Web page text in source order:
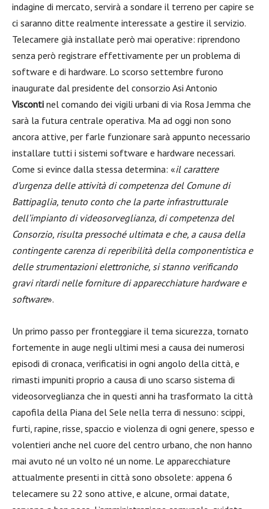
indagine di mercato, servirà a sondare il terreno per capire se
ci saranno ditte realmente interessate a gestire il servizio.
Telecamere già installate però mai operative: riprendono
senza però registrare effettivamente per un problema di
software e di hardware. Lo scorso settembre furono
inaugurate dal presidente del consorzio Asi Antonio
Visconti nel comando dei vigili urbani di via Rosa Jemma che
sarà la futura centrale operativa. Ma ad oggi non sono
ancora attive, per farle funzionare sarà appunto necessario
installare tutti i sistemi software e hardware necessari.
Come si evince dalla stessa determina: «il carattere
d’urgenza delle attività di competenza del Comune di
Battipaglia, tenuto conto che la parte infrastrutturale
dell’impianto di videosorveglianza, di competenza del
Consorzio, risulta pressoché ultimata e che, a causa della
contingente carenza di reperibilità della componentistica e
delle strumentazioni elettroniche, si stanno verificando
gravi ritardi nelle forniture di apparecchiature hardware e
software».
Un primo passo per fronteggiare il tema sicurezza, tornato
fortemente in auge negli ultimi mesi a causa dei numerosi
episodi di cronaca, verificatisi in ogni angolo della città, e
rimasti impuniti proprio a causa di uno scarso sistema di
videosorveglianza che in questi anni ha trasformato la città
capofila della Piana del Sele nella terra di nessuno: scippi,
furti, rapine, risse, spaccio e violenza di ogni genere, spesso e
volentieri anche nel cuore del centro urbano, che non hanno
mai avuto né un volto né un nome. Le apparecchiature
attualmente presenti in città sono obsolete: appena 6
telecamere su 22 sono attive, e alcune, ormai datate,